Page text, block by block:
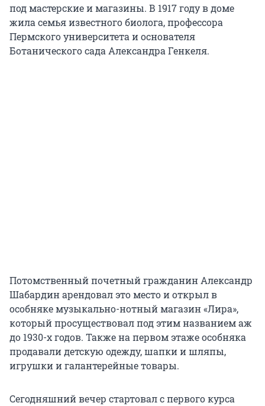
под мастерские и магазины. В 1917 году в доме
жила семья известного биолога, профессора
Пермского университета и основателя
Ботанического сада Александра Генкеля.
Потомственный почетный гражданин Александр
Шабардин арендовал это место и открыл в
особняке музыкально-нотный магазин «Лира»,
который просуществовал под этим названием аж
до 1930-х годов. Также на первом этаже особняка
продавали детскую одежду, шапки и шляпы,
игрушки и галантерейные товары.
Сегодняшний вечер стартовал с первого курса